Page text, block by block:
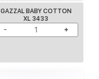
GAZZAL BABY COTTON
XL 3433